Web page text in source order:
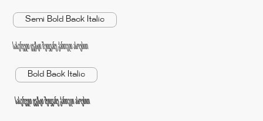
Semi Bold Back Italic
სასურველი ტექსტი შეიყვანე ქართული ასოებით
Bold Back Italic
სასურველი ტექსტი შეიყვანე ქართული ასოებით